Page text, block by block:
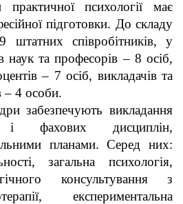
практичної психології має
підготовки. До складу
штатних співробітників, у
наук та професорів – 8 осіб,
– 7 осіб, викладачів та
– 4 особи.
забезпечують викладання
і фахових дисциплін,
планами. Серед них:
загальна психологія,
консультування з
експериментальна